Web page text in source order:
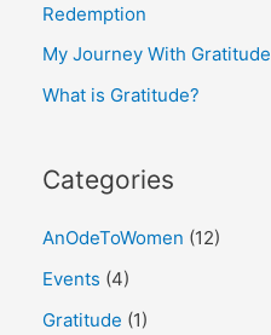
o
r
:
Redemption
My Journey With Gratitude
What is Gratitude?
Categories
AnOdeToWomen (12)
Events (4)
Gratitude (1)